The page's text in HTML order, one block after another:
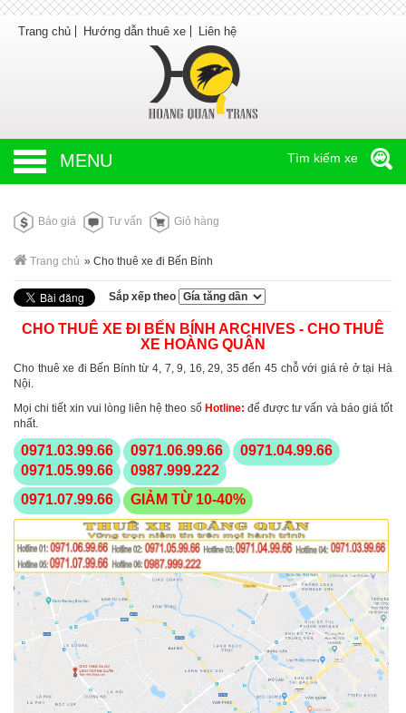
Trang chủ Hướng dẫn thuê xe Liên hệ
MENU Tìm kiếm xe
Báo giá Tư vấn Giỏ hàng
Trang chủ » Cho thuê xe đi Bến Bính
Sắp xếp theo
CHO THUÊ XE ĐI BẾN BÍNH ARCHIVES - CHO THUÊ
XE HOÀNG QUÂN
Cho thuê xe đi Bến Bính từ 4, 7, 9, 16, 29, 35 đến 45 chỗ với giá rẻ ở tại Hà
Nội.
Mọi chi tiết xin vui lòng liên hệ theo số Hotline: để được tư vấn và báo giá tốt
nhất.
0971.03.99.66 0971.06.99.66
0971.04.99.66
0971.05.99.66
0987.999.222
0971.07.99.66
GIẢM TỪ 10-40%